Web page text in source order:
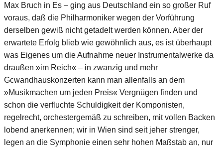
Max Bruch in Es – ging aus Deutschland ein so großer Ruf
voraus, daß die Philharmoniker wegen der Vorführung
derselben gewiß nicht getadelt werden können. Aber der
erwartete Erfolg blieb wie gewöhnlich aus, es ist überhaupt
was Eigenes um die Aufnahme neuer Instrumentalwerke da
draußen »im Reich« – in zwanzig und mehr
Gcwandhauskonzerten kann man allenfalls an dem
»Musikmachen um jeden Preis« Vergnügen finden und
schon die verfluchte Schuldigkeit der Komponisten,
regelrecht, orchestergemäß zu schreiben, mit vollen Backen
lobend anerkennen; wir in Wien sind seit jeher strenger,
legen an die Symphonie einen sehr hohen Maßstab an, nur